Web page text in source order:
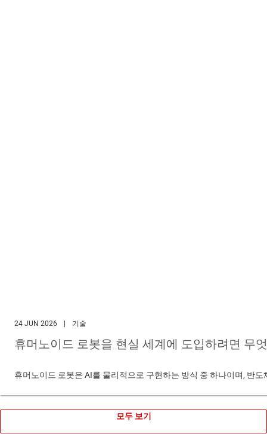
24 JUN 2026 | 기술
휴머노이드 로봇을 현실 세계에 도입하려면 무
휴머노이드 로봇은 AI를 물리적으로 구현하는 방식 중 하나이며, 반
모두 보기